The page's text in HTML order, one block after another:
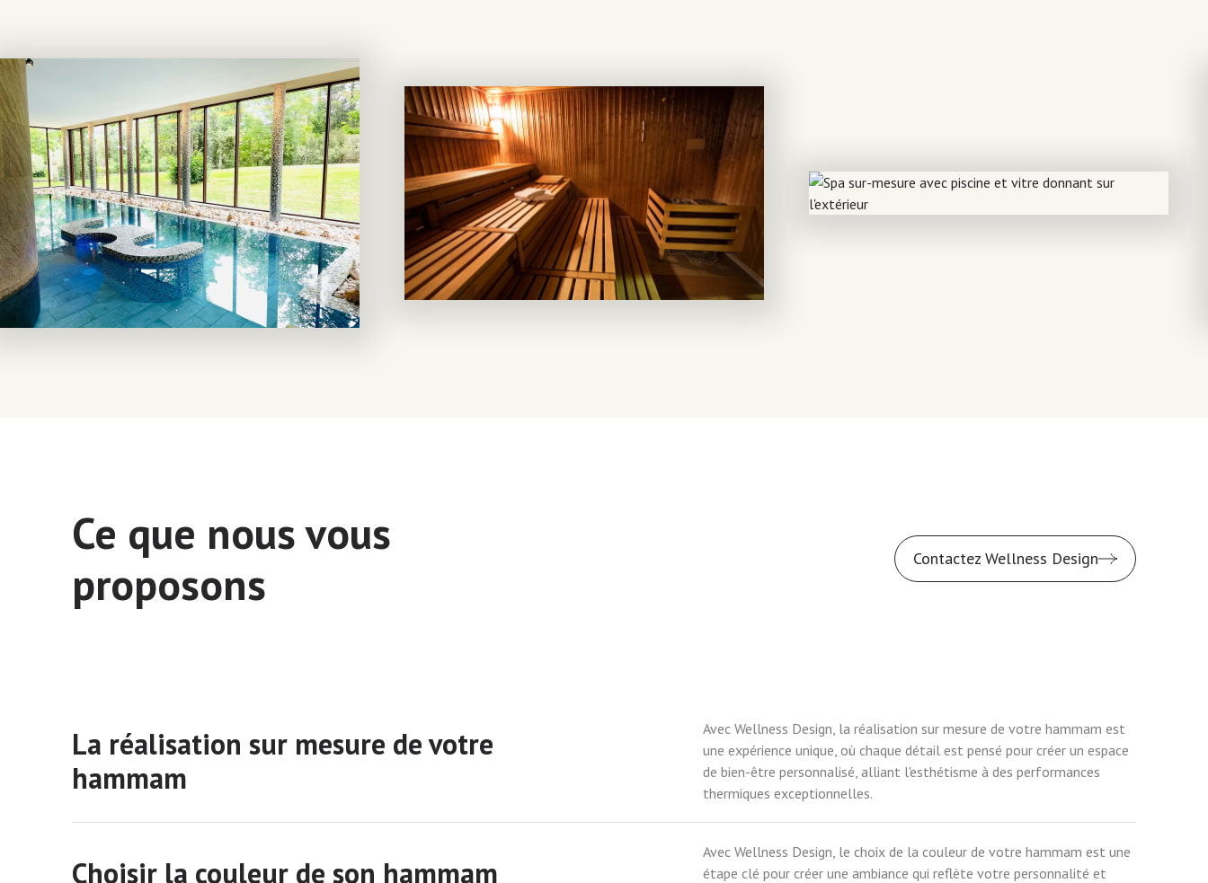
Ce que nous vous
proposons
Contactez Wellness Design
La réalisation sur mesure de votre
hammam
Avec Wellness Design, la réalisation sur mesure de votre hammam est
une expérience unique, où chaque détail est pensé pour créer un espace
de bien-être personnalisé, alliant l'esthétisme à des performances
thermiques exceptionnelles.
Choisir la couleur de son hammam
Avec Wellness Design, le choix de la couleur de votre hammam est une
étape clé pour créer une ambiance qui reflète votre personnalité et